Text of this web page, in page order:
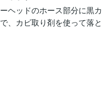
ヘッドのホース部分に黒カ
、カビ取り剤を使って落と